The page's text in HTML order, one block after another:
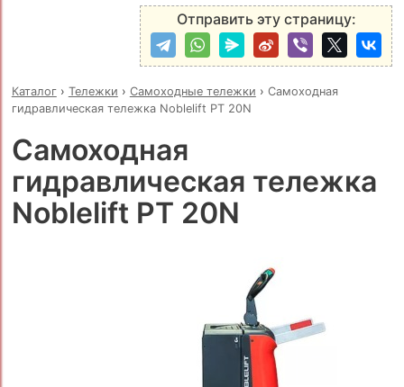
Отправить эту страницу:
Каталог› Тележки › Самоходные тележки › Самоходная
гидравлическая тележка Noblelift PT 20N
Самоходная
гидравлическая тележка
Noblelift PT 20N